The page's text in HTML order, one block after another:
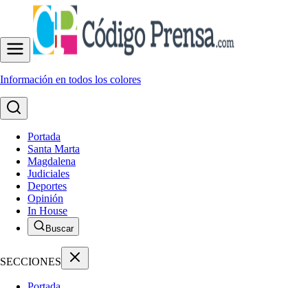
Información en todos los colores
Portada
Santa Marta
Magdalena
Judiciales
Deportes
Opinión
In House
Buscar
SECCIONES